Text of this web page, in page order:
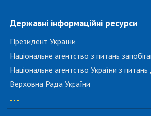
Державні інформаційні ресурси
Президент України
Національне агентство з питань
Національне агентство України з
Верховна Рада України
...